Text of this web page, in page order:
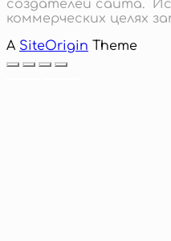
создателей сайта.
коммерческих целях
A SiteOrigin Theme